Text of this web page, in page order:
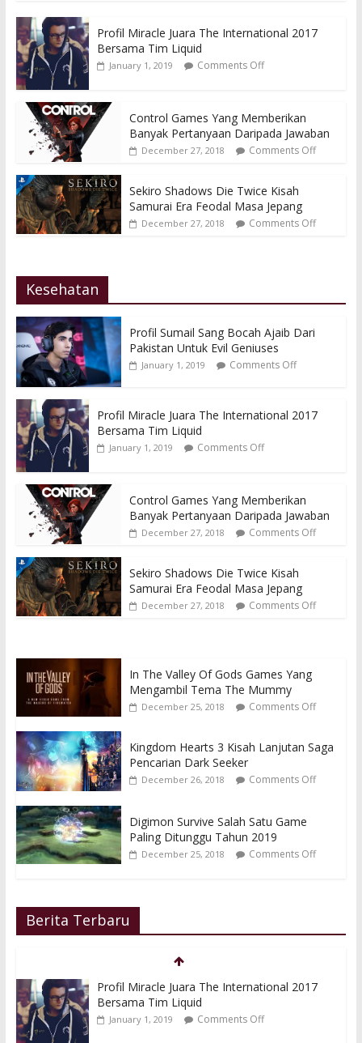
Profil Miracle Juara The International 2017
Bersama Tim Liquid
January 1, 2019 Comments Off
Control Games Yang Memberikan
Banyak Pertanyaan Daripada Jawaban
December 27, 2018 Comments Off
Sekiro Shadows Die Twice Kisah
Samurai Era Feodal Masa Jepang
December 27, 2018 Comments Off
Kesehatan
Profil Sumail Sang Bocah Ajaib Dari
Pakistan Untuk Evil Geniuses
January 1, 2019 Comments Off
Profil Miracle Juara The International 2017
Bersama Tim Liquid
January 1, 2019 Comments Off
Control Games Yang Memberikan
Banyak Pertanyaan Daripada Jawaban
December 27, 2018 Comments Off
Sekiro Shadows Die Twice Kisah
Samurai Era Feodal Masa Jepang
December 27, 2018 Comments Off
In The Valley Of Gods Games Yang
Mengambil Tema The Mummy
December 25, 2018 Comments Off
Kingdom Hearts 3 Kisah Lanjutan Saga
Pencarian Dark Seeker
December 26, 2018 Comments Off
Digimon Survive Salah Satu Game
Paling Ditunggu Tahun 2019
December 25, 2018 Comments Off
Berita Terbaru
Profil Miracle Juara The International 2017
Bersama Tim Liquid
January 1, 2019 Comments Off